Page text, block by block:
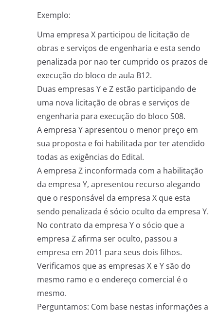
Exemplo:
Uma empresa X participou de licitação de
obras e serviços de engenharia e esta sendo
penalizada por nao ter cumprido os prazos de
execução do bloco de aula B12.
Duas empresas Y e Z estão participando de
uma nova licitação de obras e serviços de
engenharia para execução do bloco S08.
A empresa Y apresentou o menor preço em
sua proposta e foi habilitada por ter atendido
todas as exigências do Edital.
A empresa Z inconformada com a habilitação
da empresa Y, apresentou recurso alegando
que o responsável da empresa X que esta
sendo penalizada é sócio oculto da empresa Y.
No contrato da empresa Y o sócio que a
empresa Z afirma ser oculto, passou a
empresa em 2011 para seus dois filhos.
Verificamos que as empresas X e Y são do
mesmo ramo e o endereço comercial é o
mesmo.
Perguntamos: Com base nestas informações a